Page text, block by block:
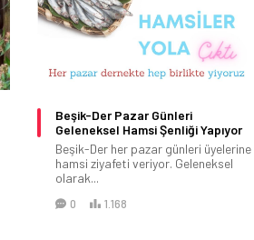
Beşik-Der Pazar Günleri
Geleneksel Hamsi Şenliği Yapıyor
Beşik-Der her pazar günleri üyelerine
hamsi ziyafeti veriyor. Geleneksel
olarak...
0 1.168